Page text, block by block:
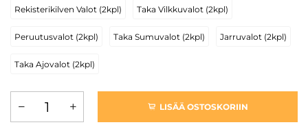
Rekisterikilven Valot (2kpl) Taka Vilkkuvalot (2kpl)
Peruutusvalot (2kpl) Taka Sumuvalot (2kpl) Jarruvalot (2kpl)
Taka Ajovalot (2kpl)
LISÄÄ OSTOSKORIIN